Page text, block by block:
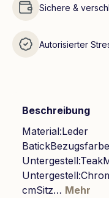
Sichere &
Autorisierter
Beschreibung
Material:Leder
cmSitz… Mehr